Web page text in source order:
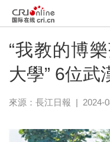
“我教的博
大學” 6位武
來源： 長江日報 | 2024-